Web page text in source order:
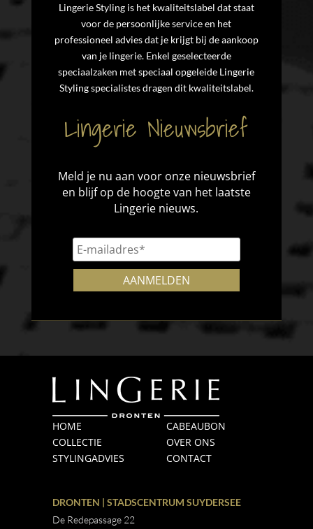
Lingerie Styling is het kwaliteitslabel dat staat
voor de persoonlijke service en het
professioneel advies dat je krijgt bij de aankoop
van je lingerie. Enkel geselecteerde
speciaalzaken met speciaal opgeleide Lingerie
Styling specialistes dragen dit kwaliteitslabel.
Lingerie Nieuwsbrief
Meld je nu aan voor onze nieuwsbrief
en blijf op de hoogte van het laatste
Lingerie nieuws.
HOME
CABEAUBON
COLLECTIE
OVER ONS
STYLINGADVIES
CONTACT
DRONTEN | STADSCENTRUM SUYDERSEE
De Redepassage 22